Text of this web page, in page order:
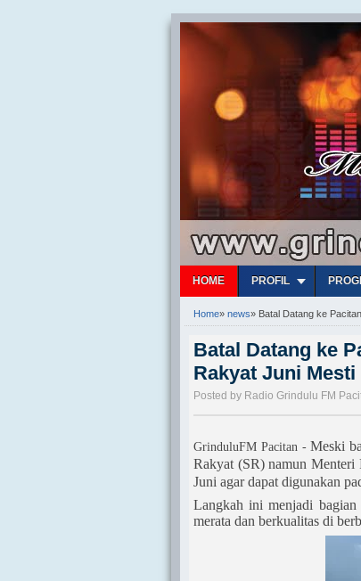
HOME PROFIL
Home» news» Batal Datang ke
Batal Datang ke
Rakyat Juni
Posted by Radio Grindulu FM
GrinduluFM Pacitan -Meski
Rakyat (SR) namun Menteri
Juni agar dapat digunakan
Langkah ini menjadi bagian
merata dan berkualitas di